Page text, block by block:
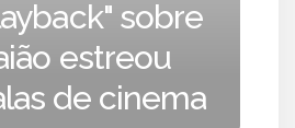
sobre
estreou
de cinema